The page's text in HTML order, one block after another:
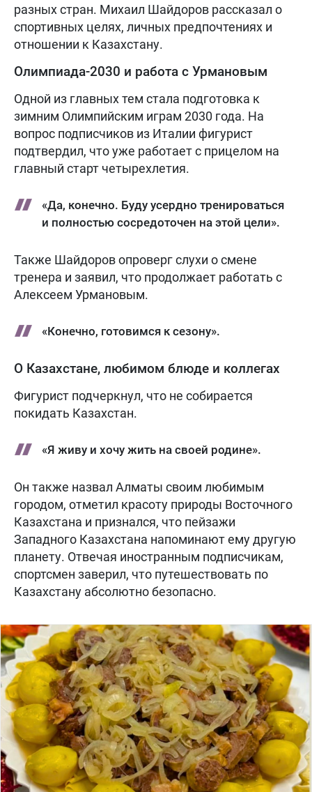
разных стран. Михаил Шайдоров рассказал о
спортивных целях, личных предпочтениях и
отношении к Казахстану.
Олимпиада-2030 и работа с Урмановым
Одной из главных тем стала подготовка к
зимним Олимпийским играм 2030 года. На
вопрос подписчиков из Италии фигурист
подтвердил, что уже работает с прицелом на
главный старт четырехлетия.
«Да, конечно. Буду усердно тренироваться
и полностью сосредоточен на этой цели».
Также Шайдоров опроверг слухи о смене
тренера и заявил, что продолжает работать с
Алексеем Урмановым.
«Конечно, готовимся к сезону».
О Казахстане, любимом блюде и коллегах
Фигурист подчеркнул, что не собирается
покидать Казахстан.
«Я живу и хочу жить на своей родине».
Он также назвал Алматы своим любимым
городом, отметил красоту природы Восточного
Казахстана и признался, что пейзажи
Западного Казахстана напоминают ему другую
планету. Отвечая иностранным подписчикам,
спортсмен заверил, что путешествовать по
Казахстану абсолютно безопасно.